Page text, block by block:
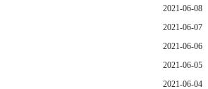
2021-06-08
2021-06-07
2021-06-06
2021-06-05
2021-06-04